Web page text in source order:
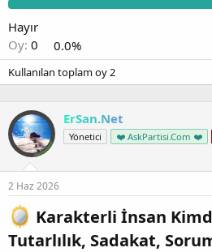
ş
l
a
t
a
r
i
Hayır
Oy: 0 0.0%
Kullanılan toplam oy2
ErSan.Net
Yönetici ❤️ AskPartisi.Com ❤️
2 Haz 2026
Karakterli İnsan
Tutarlılık, Sadakat,